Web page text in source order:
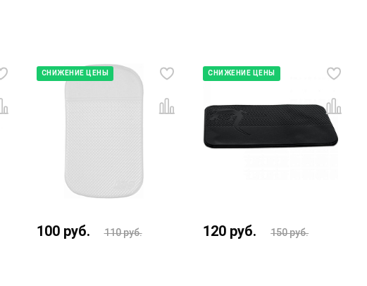
СНИЖЕНИЕ ЦЕНЫ
100 руб. 110руб.
СНИЖЕНИЕ ЦЕНЫ
120 руб. 150руб.